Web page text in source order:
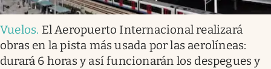
Vuelos. El Aeropuerto Internacional realizará
obras en la pista más usada por las aerolíneas:
durará 6 horas y así funcionarán los despegues y